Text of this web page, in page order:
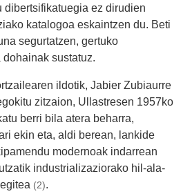
dibertsifikatuegia ez dirudien
katalogoa eskaintzen du. Beti
segurtatzen, gertuko
sustatuz.
ildotik, Jabier Zubiaurre
zitzaion, Ullastresen 1957ko
berri bila atera beharra,
ekin eta, aldi berean, lankide
modernoak indarrean
industrializaziorako hil-ala-
(2).